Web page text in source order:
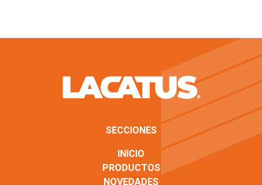
SECCIONES
INICIO
PRODUCTOS
NOVEDADES